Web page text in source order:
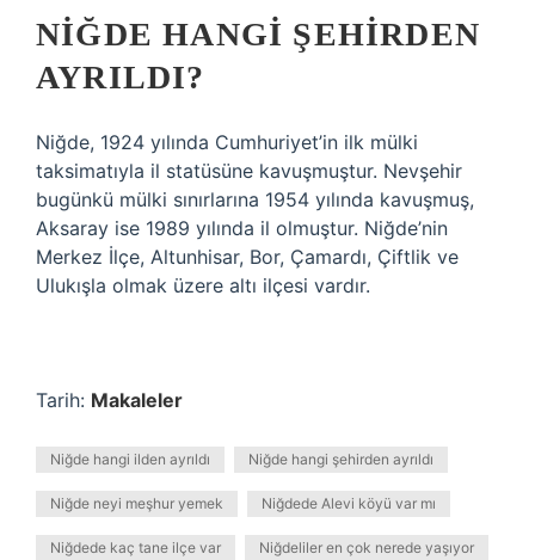
NIĞDE HANGI ŞEHIRDEN
AYRILDI?
Niğde, 1924 yılında Cumhuriyet’in ilk mülki
taksimatıyla il statüsüne kavuşmuştur. Nevşehir
bugünkü mülki sınırlarına 1954 yılında kavuşmuş,
Aksaray ise 1989 yılında il olmuştur. Niğde’nin
Merkez İlçe, Altunhisar, Bor, Çamardı, Çiftlik ve
Ulukışla olmak üzere altı ilçesi vardır.
Tarih: Makaleler
Niğde hangi ilden ayrıldı Niğde hangi şehirden ayrıldı
Niğde neyi meşhur yemek Niğdede Alevi köyü var mı
Niğdede kaç tane ilçe var Niğdeliler en çok nerede yaşıyor